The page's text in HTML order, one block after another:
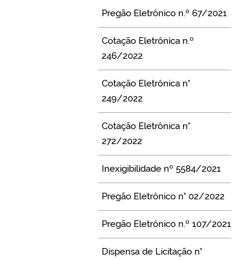
Pregão Eletrônico n.º 67/2021
Cotação Eletrônica n.º
246/2022
Cotação Eletrônica n°
249/2022
Cotação Eletrônica n°
272/2022
Inexigibilidade nº 5584/2021
Pregão Eletrônico n° 02/2022
Pregão Eletrônico n.º 107/2021
Dispensa de Licitação n°